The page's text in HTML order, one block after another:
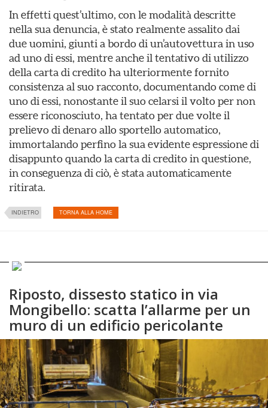
In effetti quest’ultimo, con le modalità descritte
nella sua denuncia, è stato realmente assalito dai
due uomini, giunti a bordo di un’autovettura in uso
ad uno di essi, mentre anche il tentativo di utilizzo
della carta di credito ha ulteriormente fornito
consistenza al suo racconto, documentando come di
uno di essi, nonostante il suo celarsi il volto per non
essere riconosciuto, ha tentato per due volte il
prelievo di denaro allo sportello automatico,
immortalando perfino la sua evidente espressione di
disappunto quando la carta di credito in questione,
in conseguenza di ciò, è stata automaticamente
ritirata.
INDIETRO TORNA ALLA HOME
Riposto, dissesto statico in via
Mongibello: scatta l’allarme per un
muro di un edificio pericolante